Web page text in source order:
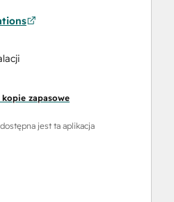
zapasowe
jest ta aplikacja